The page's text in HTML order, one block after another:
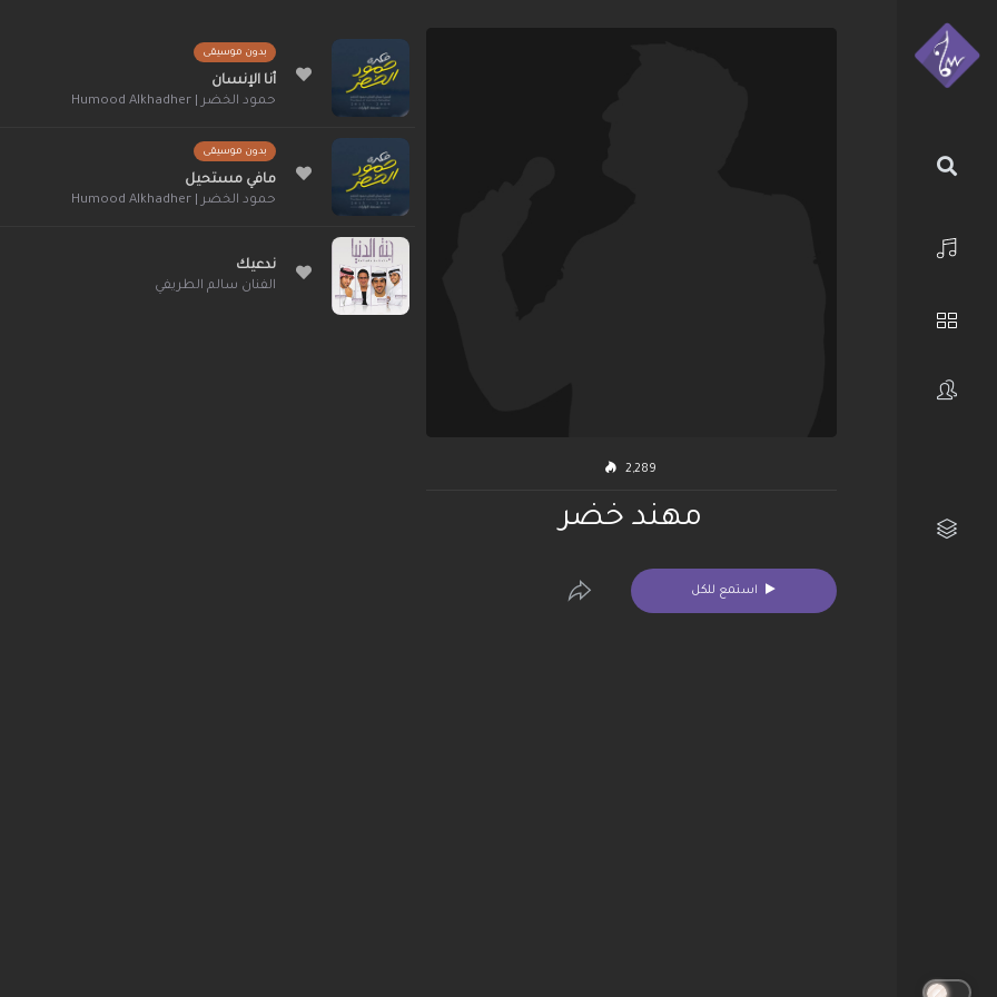
استكشف
2,289
مهند خضر
استمع للكل
بدون موسيقى
أنا الإنسان
حمود الخضر | Humood Alkhadher
بدون موسيقى
مافي مستحيل
حمود الخضر | Humood Alkhadher
ندعيك
الفنان سالم الطريفي